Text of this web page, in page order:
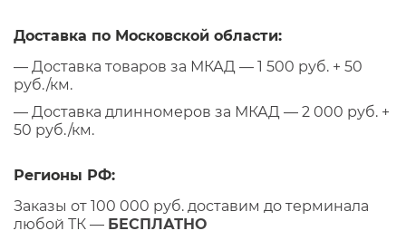
Доставка по Московской области:
— Доставка товаров за МКАД — 1 500 руб. + 50
руб./км.
— Доставка длинномеров за МКАД — 2 000 руб. +
50 руб./км.
Регионы РФ:
Заказы от 100 000 руб. доставим до терминала
любой ТК — БЕСПЛАТНО